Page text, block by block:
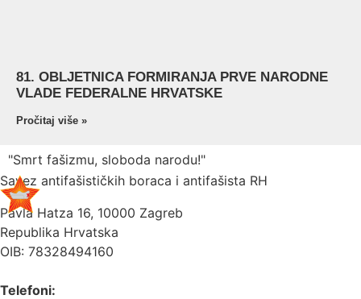
81. OBLJETNICA FORMIRANJA PRVE NARODNE
VLADE FEDERALNE HRVATSKE
Pročitaj više »
"Smrt fašizmu, sloboda narodu!"
Savez antifašističkih boraca i antifašista RH
Pavla Hatza 16, 10000 Zagreb
Republika Hrvatska
OIB: 78328494160
Telefoni: